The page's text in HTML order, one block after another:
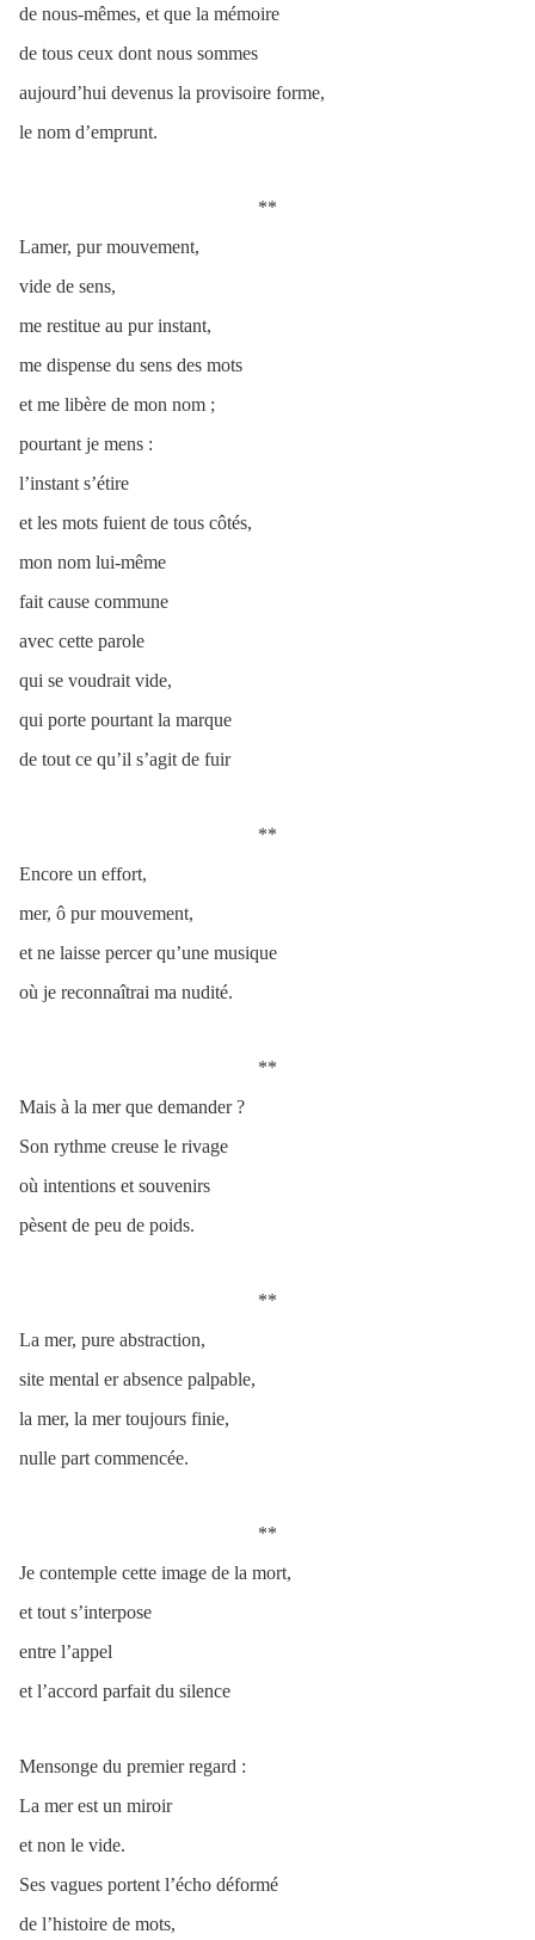
de nous-mêmes, et que la mémoire
de tous ceux dont nous sommes
aujourd’hui devenus la provisoire forme,
le nom d’emprunt.
**
Lamer, pur mouvement,
vide de sens,
me restitue au pur instant,
me dispense du sens des mots
et me libère de mon nom ;
pourtant je mens :
l’instant s’étire
et les mots fuient de tous côtés,
mon nom lui-même
fait cause commune
avec cette parole
qui se voudrait vide,
qui porte pourtant la marque
de tout ce qu’il s’agit de fuir
**
Encore un effort,
mer, ô pur mouvement,
et ne laisse percer qu’une musique
où je reconnaîtrai ma nudité.
**
Mais à la mer que demander ?
Son rythme creuse le rivage
où intentions et souvenirs
pèsent de peu de poids.
**
La mer, pure abstraction,
site mental er absence palpable,
la mer, la mer toujours finie,
nulle part commencée.
**
Je contemple cette image de la mort,
et tout s’interpose
entre l’appel
et l’accord parfait du silence
Mensonge du premier regard :
La mer est un miroir
et non le vide.
Ses vagues portent l’écho déformé
de l’histoire de mots,